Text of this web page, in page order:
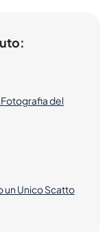
Fotografia del
un Unico Scatto